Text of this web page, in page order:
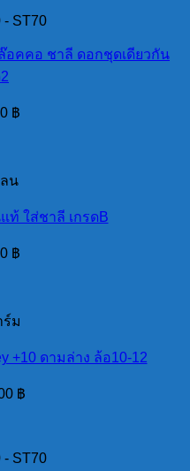
- ST70
อคคอ ชาลี ดอกชุดเดียวกัน
฿
น
ท้ ใส่ชาลี เกรดB
฿
ร์ม
+10 ดามล่าง ล้อ10-12
฿
- ST70